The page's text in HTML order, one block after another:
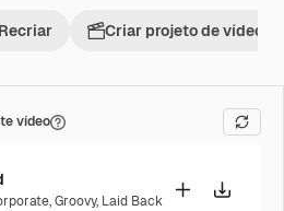
Recriar Criar projeto de vídeo
vídeo
,Groovy, Laid Back